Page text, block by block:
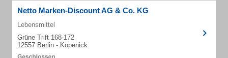
Netto Marken-Discount AG & Co. KG
Lebensmittel
Grüne Trift 168-172
12557 Berlin - Köpenick